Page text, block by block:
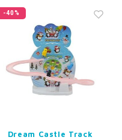
-40%
Dream Castle Track